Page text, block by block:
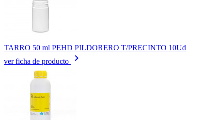
TARRO 50 ml PEHD PILDORERO T/PRECINTO 10Ud
ver ficha de producto
keyboard_arrow_right